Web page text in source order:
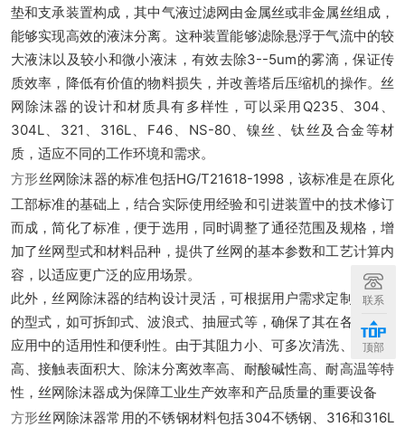
垫和支承装置构成，其中气液过滤网由金属丝或非金属丝组成，
能够实现高效的液沫分离。这种装置能够滤除悬浮于气流中的较
大液沫以及较小和微小液沫，有效去除3--5um的雾滴，保证传
质效率，降低有价值的物料损失，并改善塔后压缩机的操作。丝
网除沫器的设计和材质具有多样性，可以采用Q235、304、
304L、321、316L、F46、NS-80、镍丝、钛丝及合金等材
质，适应不同的工作环境和需求。
方形丝网除沫器的标准包括HG/T21618-1998，该标准是在原化
工部标准的基础上，结合实际使用经验和引进装置中的技术修订
而成，简化了标准，便于选用，同时调整了通径范围及规格，增
加了丝网型式和材料品种，提供了丝网的基本参数和工艺计算内
容，以适应更广泛的应用场景。
此外，丝网除沫器的结构设计灵活，可根据用户需求定制成不同
的型式，如可拆卸式、波浪式、抽屉式等，确保了其在各种工业
应用中的适用性和便利性。由于其阻力小、可多次清洗、经济性
高、接触表面积大、除沫分离效率高、耐酸碱性高、耐高温等特
性，丝网除沫器成为保障工业生产效率和产品质量的重要设备
方形丝网除沫器常用的不锈钢材料包括304不锈钢、316和316L
联系
顶部